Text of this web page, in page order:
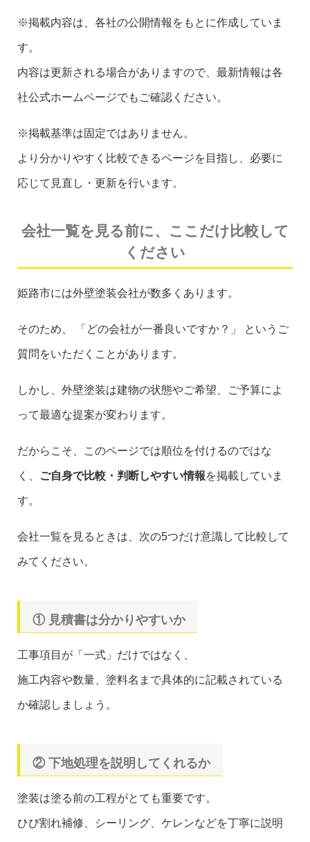
※掲載内容は、各社の公開情報をもとに作成していま
す。
内容は更新される場合がありますので、最新情報は各
社公式ホームページでもご確認ください。
※掲載基準は固定ではありません。
より分かりやすく比較できるページを目指し、必要に
応じて見直し・更新を行います。
会社一覧を見る前に、ここだけ比較して
ください
姫路市には外壁塗装会社が数多くあります。
そのため、 「どの会社が一番良いですか？」 というご
質問をいただくことがあります。
しかし、外壁塗装は建物の状態やご希望、ご予算によ
って最適な提案が変わります。
だからこそ、このページでは順位を付けるのではな
く、 ご自身で比較・判断しやすい情報を掲載していま
す。
会社一覧を見るときは、次の5つだけ意識して比較して
みてください。
① 見積書は分かりやすいか
工事項目が「一式」だけではなく、
施工内容や数量、塗料名まで具体的に記載されている
か確認しましょう。
② 下地処理を説明してくれるか
塗装は塗る前の工程がとても重要です。
ひび割れ補修、シーリング、ケレンなどを丁寧に説明